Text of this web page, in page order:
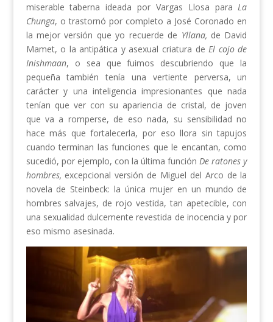
miserable taberna ideada por Vargas Llosa paraLa
Chunga, o trastornó por completo a José Coronado en
la mejor versión que yo recuerde de Yllana, de David
Mamet, o la antipática y asexual criatura deEl cojo de
Inishmaan, o sea que fuimos descubriendo que la
pequeña también tenía una vertiente perversa, un
carácter y una inteligencia impresionantes que nada
tenían que ver con su apariencia de cristal, de joven
que va a romperse, de eso nada, su sensibilidad no
hace más que fortalecerla, por eso llora sin tapujos
cuando terminan las funciones que le encantan, como
sucedió, por ejemplo, con la última funciónDe ratones y
hombres, excepcional versión de Miguel del Arco de la
novela de Steinbeck: la única mujer en un mundo de
hombres salvajes, de rojo vestida, tan apetecible, con
una sexualidad dulcemente revestida de inocencia y por
eso mismo asesinada.